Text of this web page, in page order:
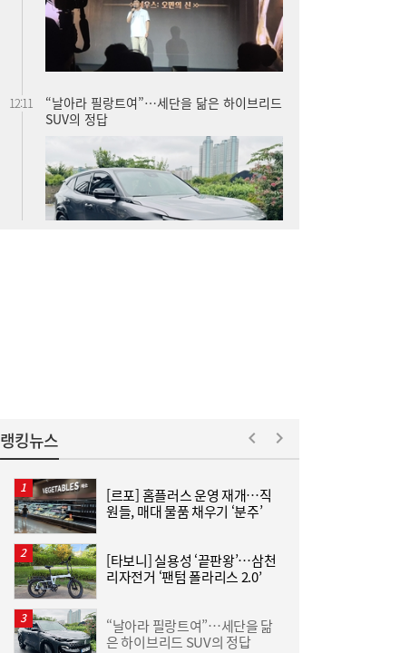
“삼전닉스 이렇게 싼데”…외국인, 코스피 못
사는 이유 [머니+]
해”
랭킹뉴스
[르포] 홈플러스 운영 재개…직
원들, 매대 물품 채우기 ‘분주’
[타보니] 실용성 ‘끝판왕’…삼천
리자전거 ‘팬텀 폴라리스 2.0’
“날아라 필랑트여”…세단을 닮
은 하이브리드 SUV의 정답